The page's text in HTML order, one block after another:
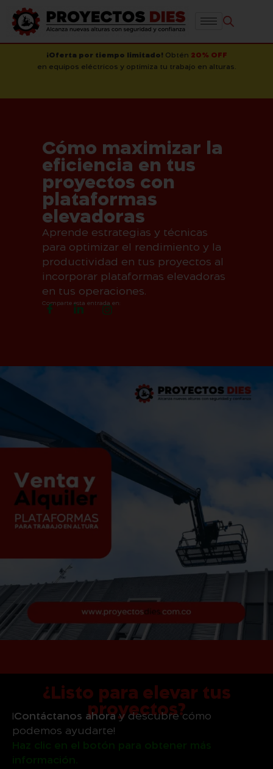
¡Oferta por tiempo limitado! Obtén 20% OFF
en equipos eléctricos y optimiza tu trabajo en alturas.
Cómo maximizar la
eficiencia en tus
proyectos con
plataformas
elevadoras
Aprende estrategias y técnicas
para optimizar el rendimiento y la
productividad en tus proyectos al
incorporar plataformas elevadoras
en tus operaciones.
Comparte esta entrada en:
¿Listo para elevar tus
proyectos?
Contáctanos ahoray descubre cómo
podemos ayudarte!
Haz clic en el botón para obtener más
información.